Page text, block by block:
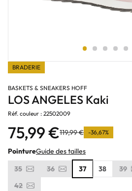
BRADERIE
BASKETS & SNEAKERS HOFF
LOS ANGELES Kaki
Réf. couleur : 22502009
75,99 €119,99 € -36,67%
PointureGuide des tailles
35
36 37 38 39
42